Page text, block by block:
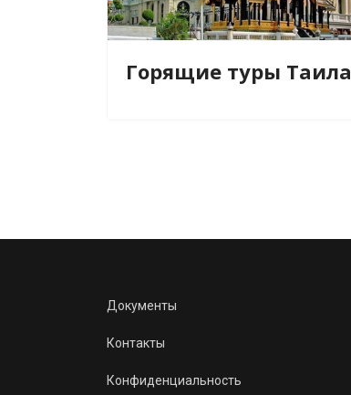
Горящие туры
Документы
Контакты
Конфиденциальность